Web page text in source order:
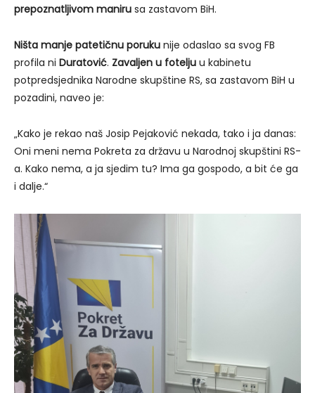
prepoznatljivom maniru sa zastavom BiH.
Ništa manje patetičnu poruku nije odaslao sa svog FB
profila ni Duratović. Zavaljen u fotelju u kabinetu
potpredsjednika Narodne skupštine RS, sa zastavom BiH u
pozadini, naveo je:
„Kako je rekao naš Josip Pejaković nekada, tako i ja danas:
Oni meni nema Pokreta za državu u Narodnoj skupštini RS-
a. Kako nema, a ja sjedim tu? Ima ga gospodo, a bit će ga
i dalje.“